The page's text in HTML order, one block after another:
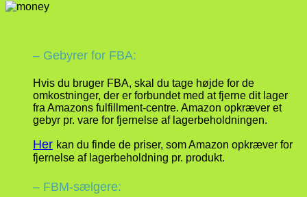
– Gebyrer for FBA:
Hvis du bruger FBA, skal du tage højde for de
omkostninger, der er forbundet med at fjerne dit lager
fra Amazons fulfillment-centre. Amazon opkræver et
gebyr pr. vare for fjernelse af lagerbeholdningen.
Her kan du finde de priser, som Amazon opkræver for
fjernelse af lagerbeholdning pr. produkt.
– FBM-sælgere: